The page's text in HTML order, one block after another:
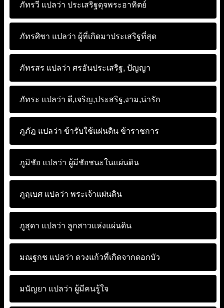
ภัทรวี แปลว่า ประเสริฐดุจพระอาทิตย์
ภัทรศิชา แปลว่า ผู้ที่เกิดมาประเสริฐที่สุด
ภัทรสร แปลว่า ศรอันประเสริฐ, ปัญญา
ภัทระ แปลว่า ดี,เจริญ,ประสริฐ,งาม,น่ารัก
ภูภัฎ แปลว่า ข้ารับใช้แผ่นดิน ข้าราชการ
ภูมิชัย แปลว่า ผู้มีชัยชนะในแผ่นดิน
ภูฤเบศ แปลว่า พระเจ้าแผ่นดิน
ภูสุดา แปลว่า ลูกสาวแห่งแผ่นดิน
มณฐกช แปลว่า ดวงแก้วที่เกิดจากดอกบัว
มนัญยา แปลว่า ผู้มีคนรู้ใจ